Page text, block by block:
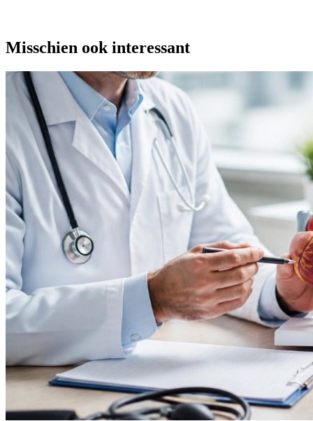
Misschien ook interessant